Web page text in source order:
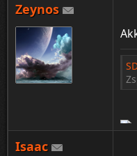
Zeynos
Isaac